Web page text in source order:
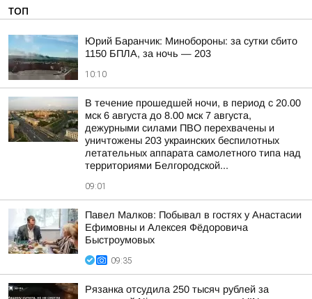
ТОП
Юрий Баранчик: Минобороны: за сутки сбито
1150 БПЛА, за ночь — 203
10:10
В течение прошедшей ночи, в период с 20.00
мск 6 августа до 8.00 мск 7 августа,
дежурными силами ПВО перехвачены и
уничтожены 203 украинских беспилотных
летательных аппарата самолетного типа над
территориями Белгородской...
09:01
Павел Малков: Побывал в гостях у Анастасии
Ефимовны и Алексея Фёдоровича
Быстроумовых
09:35
Рязанка отсудила 250 тысяч рублей за